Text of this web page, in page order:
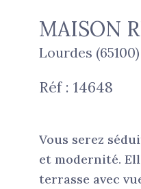
MAISON
Lourdes (65100)
Réf : 14648
Vous serez
et modernité.
terrasse avec